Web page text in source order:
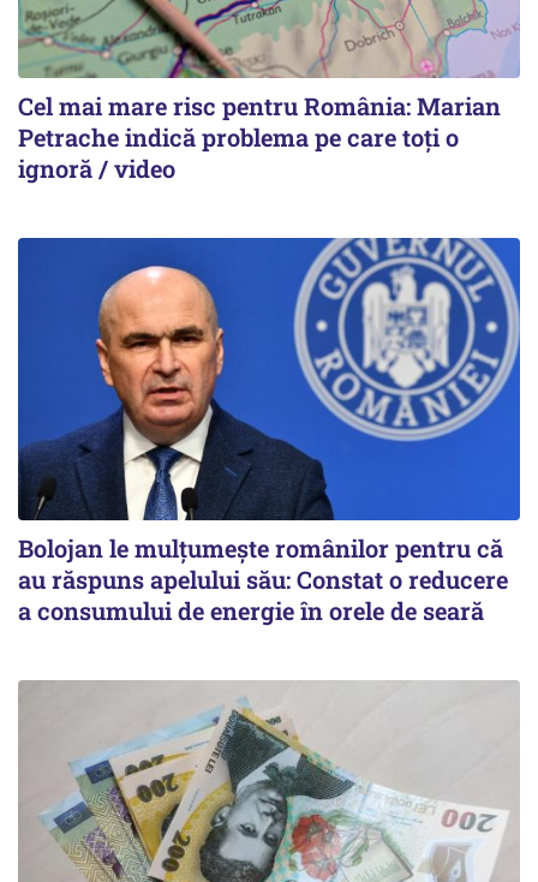
Cel mai mare risc pentru România: Marian
Petrache indică problema pe care toți o
ignoră / video
Bolojan le mulțumește românilor pentru că
au răspuns apelului său: Constat o reducere
a consumului de energie în orele de seară